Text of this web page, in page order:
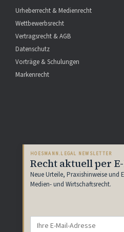
Urheberrecht & Medienrecht
Wettbewerbsrecht
Vertragsrecht & AGB
Datenschutz
Vorträge & Schulungen
Markenrecht
HOESMANN.LEGAL NEWSLETTER
Recht aktuell per
Neue Urteile, Praxishinweise und
Medien- und Wirtschaftsrecht.